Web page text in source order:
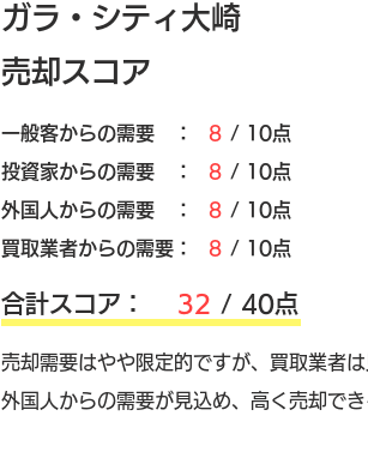
ガラ・シティ大崎
売却スコア
​一般客からの需要 ： 8 / 10点
​投資家からの需要 ：
8 / 10点
外国人からの需要 ：
8 / 10点
買取業者からの需要：
8 / 10点
​合計スコア： 32 / 40点
売却需要はやや限定的ですが、買取業者
外国人からの需要が見込め、高く売却でき